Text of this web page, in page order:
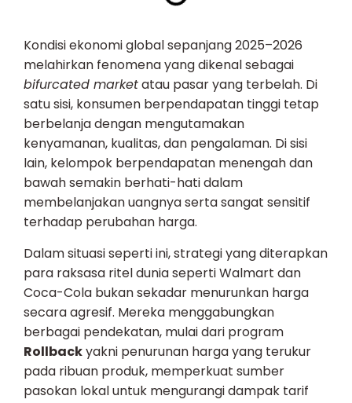
Kondisi ekonomi global sepanjang 2025–2026
melahirkan fenomena yang dikenal sebagai
bifurcated marketatau pasar yang terbelah. Di
satu sisi, konsumen berpendapatan tinggi tetap
berbelanja dengan mengutamakan
kenyamanan, kualitas, dan pengalaman. Di sisi
lain, kelompok berpendapatan menengah dan
bawah semakin berhati-hati dalam
membelanjakan uangnya serta sangat sensitif
terhadap perubahan harga.
Dalam situasi seperti ini, strategi yang diterapkan
para raksasa ritel dunia seperti Walmart dan
Coca-Cola bukan sekadar menurunkan harga
secara agresif. Mereka menggabungkan
berbagai pendekatan, mulai dari program
Rollbackyakni penurunan harga yang terukur
pada ribuan produk, memperkuat sumber
pasokan lokal untuk mengurangi dampak tarif